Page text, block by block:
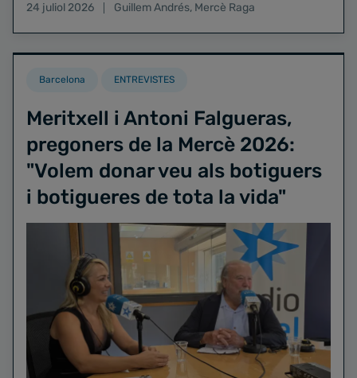
24 juliol 2026
Guillem Andrés, Mercè Raga
Barcelona ENTREVISTES
Meritxell i Antoni Falgueras,
pregoners de la Mercè 2026:
"Volem donar veu als botiguers
i botigueres de tota la vida"